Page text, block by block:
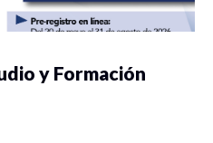
y Formación